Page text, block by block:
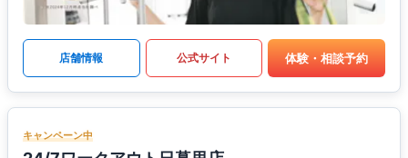
店舗情報 公式サイト 体験・相談予約
キャンペーン中